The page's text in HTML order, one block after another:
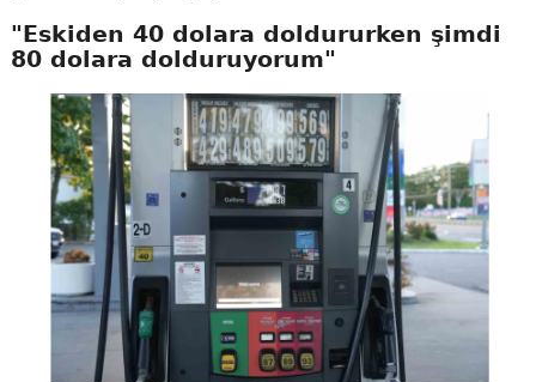
"Eskiden 40 dolara doldururken şimdi
80 dolara dolduruyorum"